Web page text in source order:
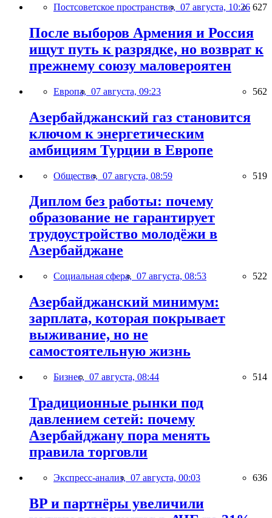
Постсоветское пространство, 07 августа, 10:26 627
После выборов Армения и Россия
ищут путь к разрядке, но возврат к
прежнему союзу маловероятен
Европа, 07 августа, 09:23 562
Азербайджанский газ становится
ключом к энергетическим
амбициям Турции в Европе
Общество, 07 августа, 08:59 519
Диплом без работы: почему
образование не гарантирует
трудоустройство молодёжи в
Азербайджане
Социальная сфера, 07 августа, 08:53 522
Азербайджанский минимум:
зарплата, которая покрывает
выживание, но не
самостоятельную жизнь
Бизнес, 07 августа, 08:44 514
Традиционные рынки под
давлением сетей: почему
Азербайджану пора менять
правила торговли
Экспресс-анализ, 07 августа, 00:03 636
BP и партнёры увеличили